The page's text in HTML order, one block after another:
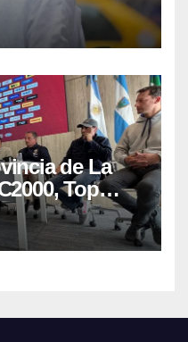
la más alta del
de La
Top
este fin